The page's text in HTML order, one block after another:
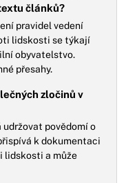
článků?
pravidel vedení
lidskosti se týkají
obyvatelstvo.
přesahy.
zločinů v
povědomí o
k dokumentaci
lidskosti a může